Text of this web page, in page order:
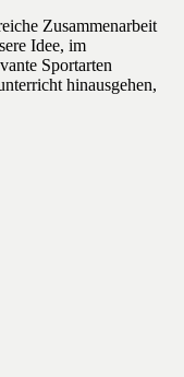
Zusammenarbeit
Idee, im
Sportarten
hinausgehen,